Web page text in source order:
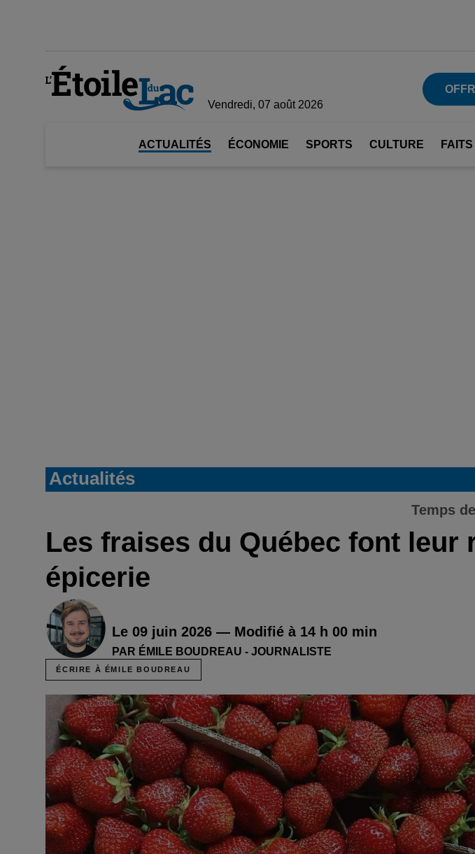
Vendredi, 07 août 2026
ACTUALITÉS ÉCONOMIE SPORTS CULTURE
Actualités
Temps
Les fraises du Québec font leur
épicerie
Le 09 juin 2026 — Modifié à 14 h 00 min
PAR ÉMILE BOUDREAU - JOURNALISTE
ÉCRIRE À ÉMILE BOUDREAU